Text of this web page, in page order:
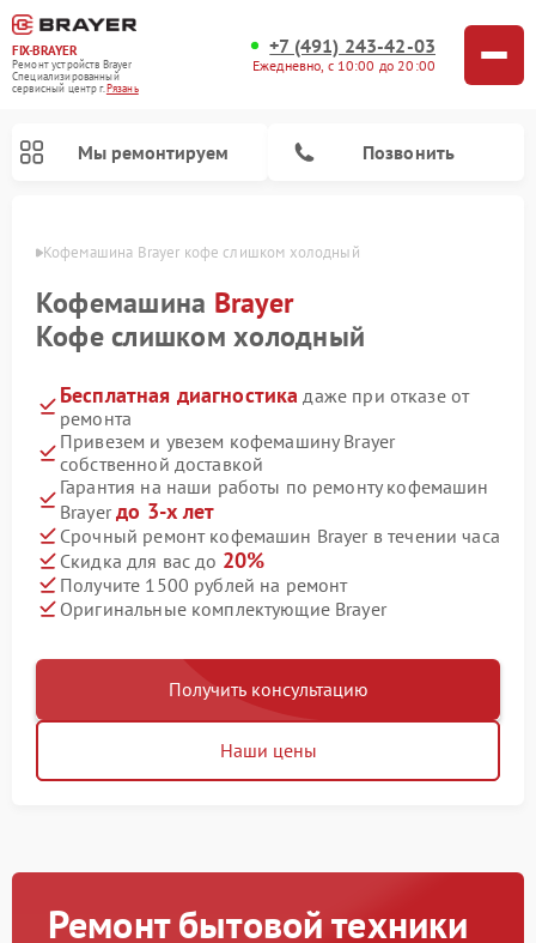
FIX-BRAYER
Ремонт устройств Brayer
Специализированный
cервисный центр г.Рязань
+7 (491) 243-42-03
Ежедневно, с 10:00 до 20:00
Мы ремонтируем Позвонить
Кофемашина Brayer кофе слишком холодный
Кофемашина Brayer
Кофе слишком холодный
Бесплатная диагностика даже при отказе от
ремонта
Привезем и увезем кофемашину Brayer
собственной доставкой
Гарантия на наши работы по ремонту кофемашин
Brayerдо 3-х лет
Срочный ремонт кофемашин Brayer в течении часа
Скидка для вас до 20%
Получите 1500 рублей на ремонт
Оригинальные комплектующие Brayer
Получить консультацию
Наши цены
Ремонт бытовой техники